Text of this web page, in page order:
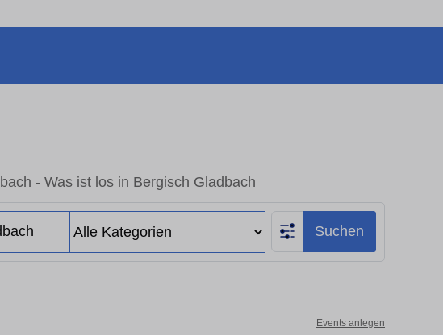
- Was ist los in Bergisch Gladbach
Suchen
Events anlegen